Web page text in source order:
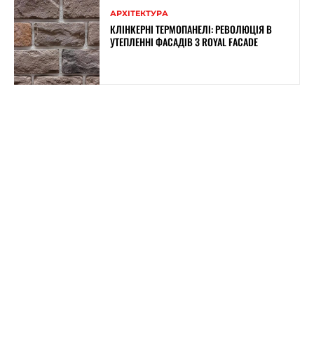
АРХІТЕКТУРА
КЛІНКЕРНІ ТЕРМОПАНЕЛІ: РЕВОЛЮЦІЯ В
УТЕПЛЕННІ ФАСАДІВ З ROYAL FACADE